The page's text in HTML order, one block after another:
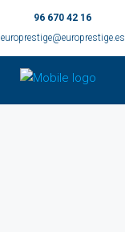
96 670 42 16
europrestige@europrestige.es